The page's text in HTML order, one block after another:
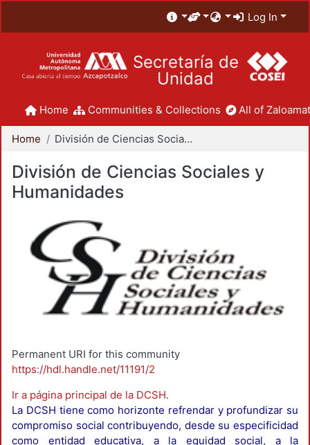
Log In
Secretaría de
Unidad
Home Communities & Collections All of
Home División de Ciencias Sociales y Humanidades
División de Ciencias Sociales y
Humanidades
Permanent URI for this community
https://hdl.handle.net/11191/2
Ir a página principal de la DCSH.
La DCSH tiene como horizonte refrendar y profundizar su
compromiso social contribuyendo, desde su especificidad
como entidad educativa, a la equidad social, a la